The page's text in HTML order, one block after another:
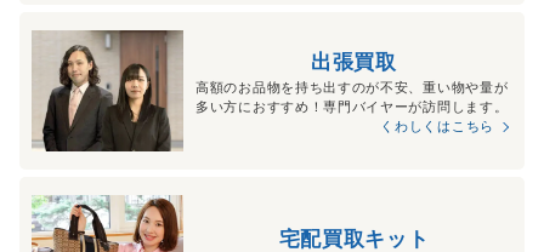
出張買取
高額のお品物を持ち出すのが不安、重い物や量が
多い方におすすめ！専門バイヤーが訪問します。
くわしくはこちら
宅配買取キット